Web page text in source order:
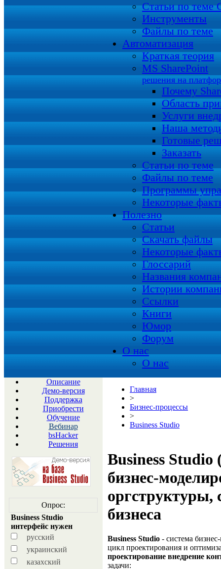
Статьи по
Инструменты
Файлы по теме
Автоматизация
Краткая теория
MS SharePoint
решения на
Почему
Область
Услуги
Наша
Готовые
Заказать
Статьи по теме
Файлы по теме
Программы
Некоторые
Полезно
Статьи
Скачать файлы
Некоторые
Глоссарий
Названия
Истории
Ссылки
Книги
Юмор
Форум
О нас
О нас
Описание
Демо-версия
Поддержка
Приобрести
Обучение
Вебинар
bsHacker
Решения
Опрос:
Business Studio
интерфейс нужен
русский
украинский
казахский
Главная
>
Бизнес-процессы
>
Business Studio
Business Studio
бизнес-
оргструктуры,
бизнеса
Business Studio - система
цикл проектирования и
проектирование внедрение
задачи: